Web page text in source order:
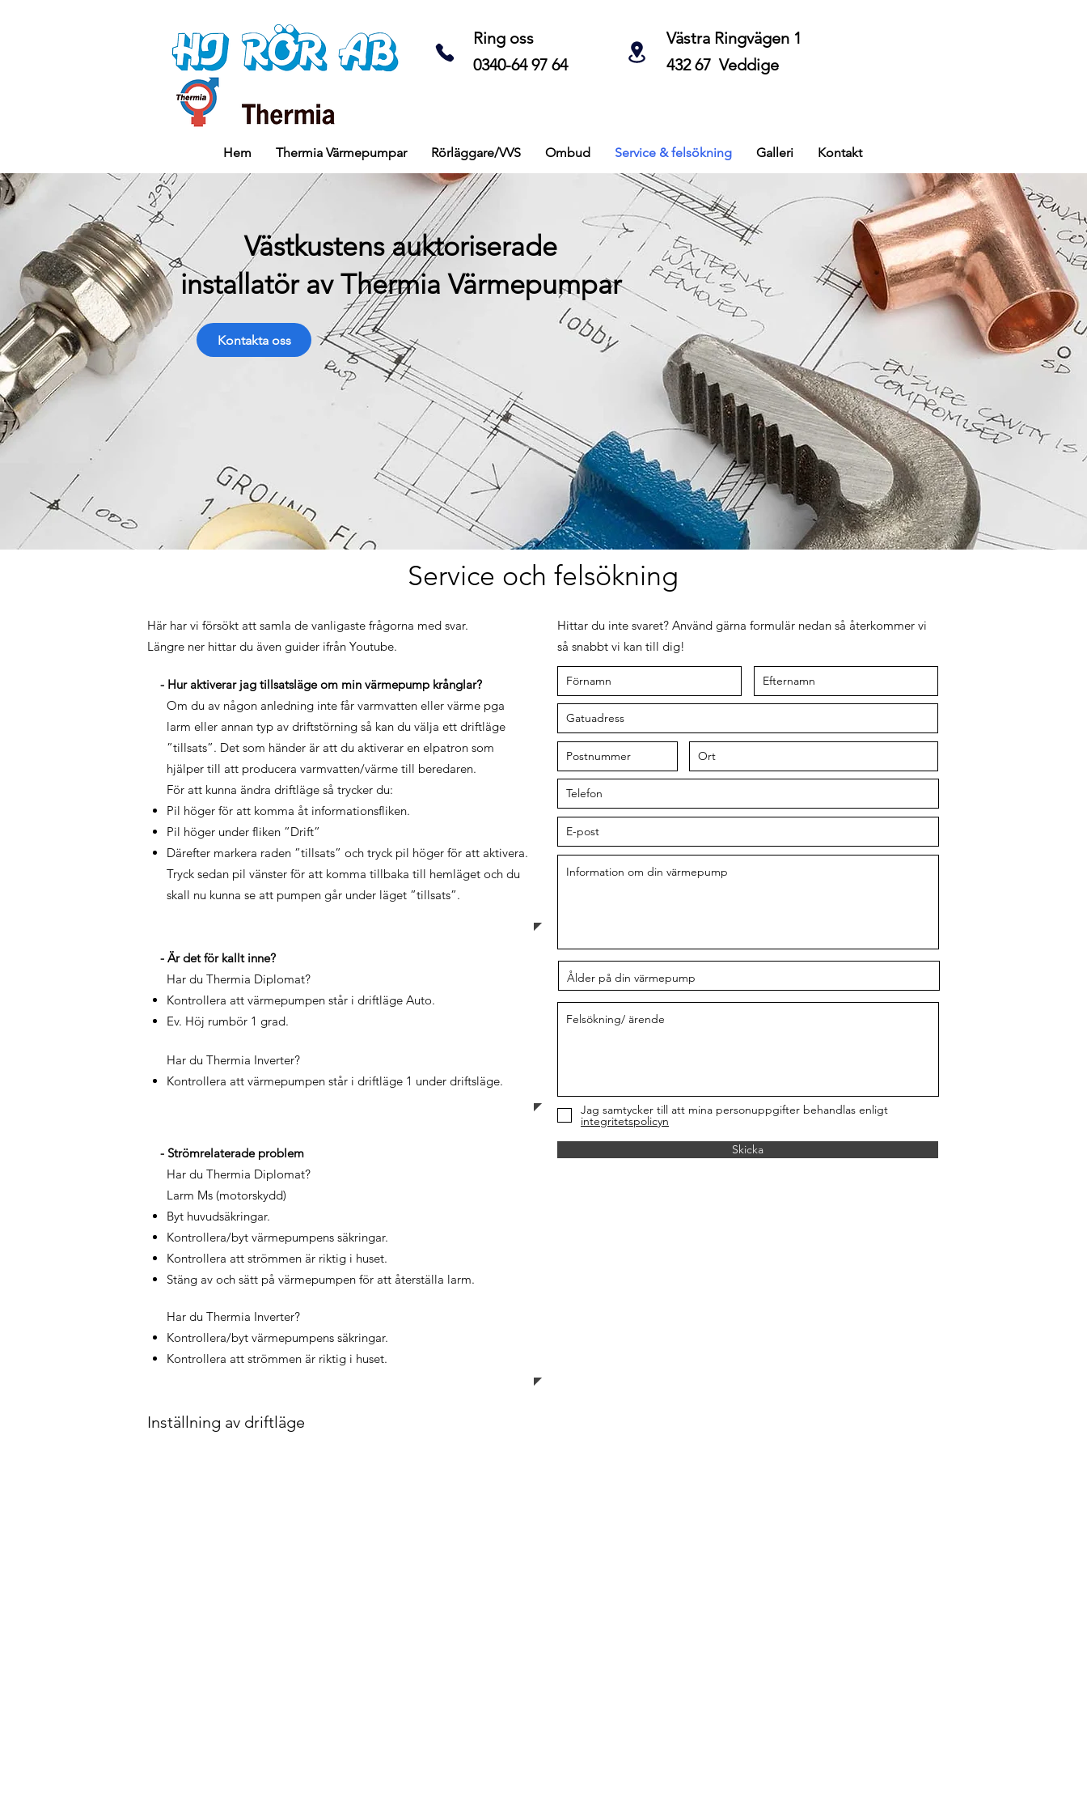
Ring oss
0340-64 97 64
Västra Ringvägen 1
432 67 Veddige
Hem Thermia Värmepumpar Rörläggare/VVS Ombud Service & felsökning Galleri Kontakt
Västkustens auktoriserade
installatör av Thermia Värmepumpar
Kontakta oss
Service och felsökning
Här har vi försökt att samla de vanligaste frågorna med svar.
Längre ner hittar du även guider ifrån Youtube.
- Hur aktiverar jag tillsatsläge om min värmepump krånglar?
Om du av någon anledning inte får varmvatten eller värme pga
larm eller annan typ av driftstörning så kan du välja ett driftläge
”tillsats”. Det som händer är att du aktiverar en elpatron som
hjälper till att producera varmvatten/värme till beredaren.
För att kunna ändra driftläge så trycker du:
Pil höger för att komma åt informationsfliken.
Pil höger under fliken ”Drift”
Därefter markera raden ”tillsats” och tryck pil höger för att aktivera.
Tryck sedan pil vänster för att komma tillbaka till hemläget och du
skall nu kunna se att pumpen går under läget ”tillsats”.
- Är det för kallt inne?
Har du Thermia Diplomat?
Kontrollera att värmepumpen står i driftläge Auto.
Ev. Höj rumbör 1 grad.
Har du Thermia Inverter?
Kontrollera att värmepumpen står i driftläge 1 under driftsläge.
- Strömrelaterade problem
Har du Thermia Diplomat?
Larm Ms (motorskydd)
Byt huvudsäkringar.
Kontrollera/byt värmepumpens säkringar.
Kontrollera att strömmen är riktig i huset.
Stäng av och sätt på värmepumpen för att återställa larm.
Har du Thermia Inverter?
Kontrollera/byt värmepumpens säkringar.
Kontrollera att strömmen är riktig i huset.
Hittar du inte svaret? Använd gärna formulär nedan så återkommer vi
så snabbt vi kan till dig!
Jag samtycker till att mina personuppgifter behandlas enligt
integritetspolicyn
Skicka
Inställning av driftläge